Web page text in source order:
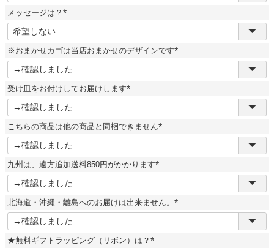
須
)
メッセージは？
(
須
)
※おまかせカゴは当店おまかせのデザインです
(
須
受け皿をお付けしてお届けします
(
須
)
こちらの商品は他の商品と同梱できません
(
須
九州は、遠方追加送料850円がかかります
(
須
)
北海道・沖縄・離島へのお届けは出来ません。
(
須
★無料ギフトラッピング（リボン）は？